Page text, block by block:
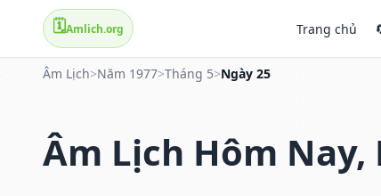
🗓️Amlich.org Trang chủ
Âm Lịch>Năm 1977>Tháng 5>Ngày 25
Âm Lịch Hôm Nay,